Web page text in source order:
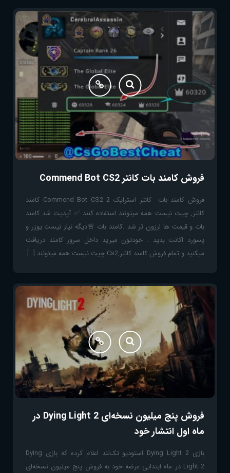
فروش کامند بات کانتر Commend Bot CS2
فروش کامند بات کانتر استرایک 2 Commend Bot CS2 کامند
کانتر, چیت نیست همه میتونند استفاده کنند ✅ آپدیت شد کامند
بات و قیمت ها ارزون تر شد .کامند بات 🚨دیگه نیاز نیست یوزر و
پسورد اکانت بدید . خودتون میرید داخل سرور کامند دریافت
میکنید و تمام فروش کامند کانتر,Cs2 چیت نیست همه میتونند […]
فروش پنج میلیون نسخه‌ای Dying Light 2 در
ماه اول انتشار خود
بازی Dying Light 2 استودیو تک‌لند اعلام کرده که بازی Dying
Light 2 در ماه ابتدایی عرضه خود به فروش پنج میلیون نسخه‌ای